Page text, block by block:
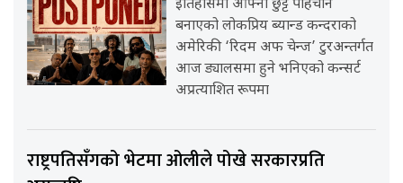
इतिहासमा आफ्नो छुट्टै पहिचान
बनाएको लोकप्रिय ब्यान्ड कन्दराको
अमेरिकी ‘रिदम अफ चेन्ज’ टुरअन्तर्गत
आज ड्यालसमा हुने भनिएको कन्सर्ट
अप्रत्याशित रूपमा
राष्ट्रपतिसँगको भेटमा ओलीले पोखे सरकारप्रति